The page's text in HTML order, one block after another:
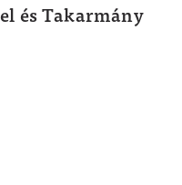
és Takarmány